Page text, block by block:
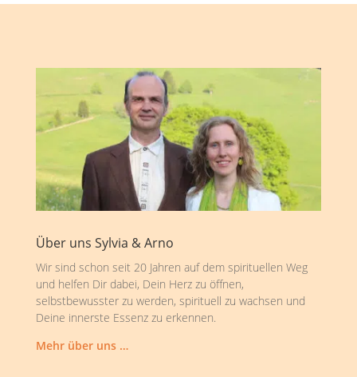
Über uns Sylvia & Arno
Wir sind schon seit 20 Jahren auf dem spirituellen Weg
und helfen Dir dabei, Dein Herz zu öffnen,
selbstbewusster zu werden, spirituell zu wachsen und
Deine innerste Essenz zu erkennen.
Mehr über uns …